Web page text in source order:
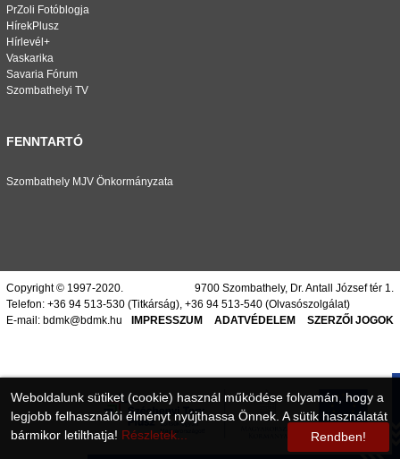
PrZoli Fotóblogja
HírekPlusz
Hírlevél+
Vaskarika
Savaria Fórum
Szombathelyi TV
FENNTARTÓ
Szombathely MJV Önkormányzata
Copyright © 1997-2020.
9700 Szombathely, Dr. Antall József tér 1.
Telefon: +36 94 513-530 (Titkárság), +36 94 513-540 (Olvasószolgálat)
E-mail: bdmk@bdmk.hu IMPRESSZUM ADATVÉDELEM SZERZŐI JOGOK
Weboldalunk sütiket (cookie) használ működése folyamán, hogy a
legjobb felhasználói élményt nyújthassa Önnek. A sütik használatát
bármikor letilthatja! Részletek... Rendben!